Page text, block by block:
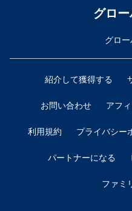
グロ
グロ
紹介して獲得する
お問い合わせ アフ
利用規約 プライバシー
パートナーになる
ファミ